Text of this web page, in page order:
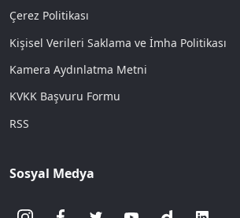
Çerez Politikası
Kişisel Verileri Saklama ve İmha Politikası
Kamera Aydınlatma Metni
KVKK Başvuru Formu
RSS
Sosyal Medya